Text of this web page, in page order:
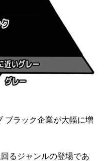
ブラック企業が大幅に増
るジャンルの登場であ